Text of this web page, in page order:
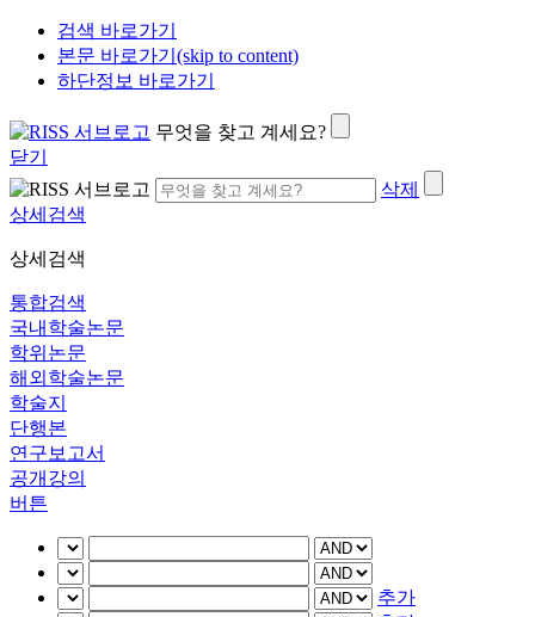
검색 바로가기
본문 바로가기(skip to content)
하단정보 바로가기
무엇을 찾고 계세요?
닫기
삭제
상세검색
상세검색
통합검색
국내학술논문
학위논문
해외학술논문
학술지
단행본
연구보고서
공개강의
버튼
추가